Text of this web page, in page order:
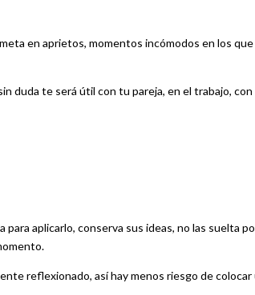
en aprietos, momentos incómodos en los que
duda te será útil con tu pareja, en el trabajo, con
aplicarlo, conserva sus ideas, no las suelta
reflexionado, así hay menos riesgo de colocar